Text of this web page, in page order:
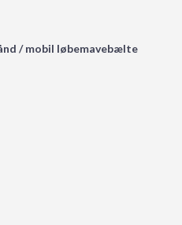
/ mobil løbemavebælte